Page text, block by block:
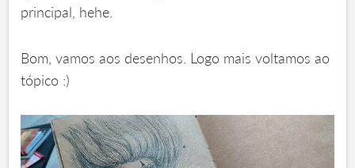
principal, hehe.
Bom, vamos aos desenhos. Logo mais voltamos ao
tópico :)